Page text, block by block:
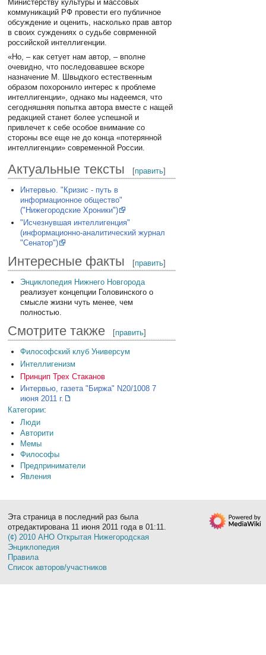
Министерству культуры и массовых
коммуникаций РФ провести его публичное
обсуждение и оценить, насколько прав автор
в своих суждениях о судьбе соврменной
российской интеллигенции.
«Но, – как сетует нам автор, – вполне
очевидно, что последовавшее вскоре
назначение М. Швыдкого естественным
образом похоронило интерес к проблеме
интеллигенции», однако мы надеемся, что
сегодняшняя попытка автора вместе с нащей
редакцией станет более успешной и
привлечет к себе особое внимание со
стороны все еще не до конца «потерянной
интеллигенции» современной России.
Актуальные тексты [править]
Интервью. "Кризис - путь в
информационное общество"
("Нижегородские Хроники")
"Исчезнувшая интеллигенция"
(информационно-аналитический журнал
"Сенатор")
Интересные факты [править]
Энциклопедия Нижнего Новгорода
реализует концепции Головинского о
смысле жизни чуть менее, чем
полностью.
Смотрите также [править]
Философский клуб Универсум
Интеллигенизм
Принцип Трех Стаканов
Интервью, газета "Биржа" N20/1008 7
июня 2011 г.
Категории:
Люди
Авторити
Мемы
Философы
Предприниматели
Явления
Эта страница в последний раз была
отредактирована 11 июня 2011 года в 01:11.
(¢) 2010 АНО Открытая Нижегородская
Энциклопедия
Правила
Список авторов/участников